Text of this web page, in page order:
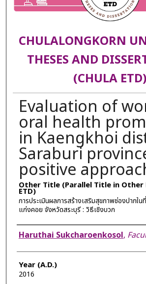
CHULALONGKORN
THESES AND
(CHULA ETD)
Evaluation of
oral health
in Kaengkhoi
Saraburi
positive
Other Title (Parallel Title in Other
ETD)
การประเมินผลการสร้างเสริมสุขภาพช่องปากใน
แก่งคอย จังหวัดสระบุรี : วิธีเชิงบวก
Author
Haruthai Sukcharoenkosol,
Year (A.D.)
2016